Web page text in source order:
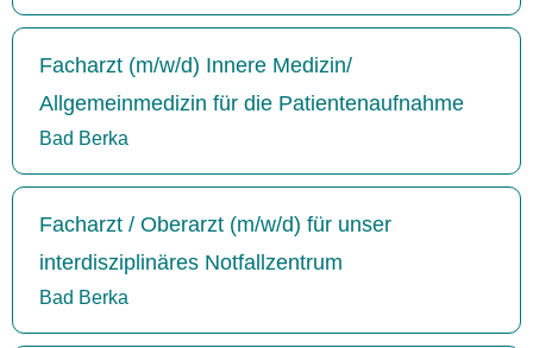
Facharzt (m/w/d) Innere Medizin/
Allgemeinmedizin für die Patientenaufnahme
Bad Berka
Facharzt / Oberarzt (m/w/d) für unser
interdisziplinäres Notfallzentrum
Bad Berka